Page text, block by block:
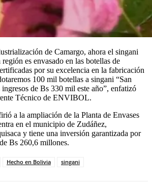
de Camargo, ahora el singani
es envasado en las botellas de
por su excelencia en la fabricación
100 mil botellas a singani “San
de Bs 330 mil este año”, enfatizó
Técnico de ENVIBOL.
a la ampliación de la Planta de Envases
en el municipio de Zudáñez,
y tiene una inversión garantizada por
Bs 260,6 millones.
Hecho en Bolivia singani